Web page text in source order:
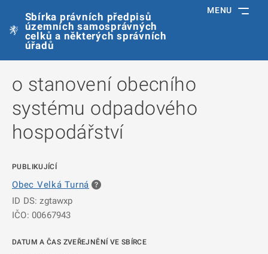
Sbírka právních předpisů
územních samosprávných
celků a některých správních
úřadů
MENU
o stanovení obecního
systému odpadového
hospodářství
PUBLIKUJÍCÍ
Obec Velká Turná
ID DS: zgtawxp
IČO: 00667943
DATUM A ČAS ZVEŘEJNĚNÍ VE SBÍRCE